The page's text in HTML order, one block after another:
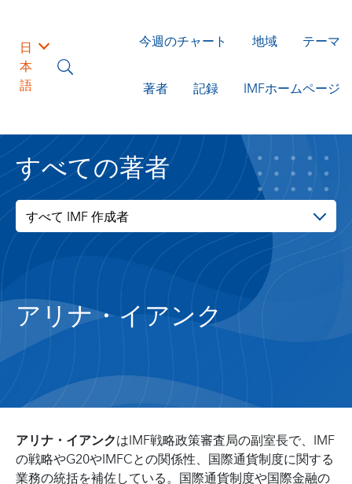
日
本
語
今週のチャート 地域 テーマ
著者 記録 IMFホームページ
すべての著者
すべて IMF 作成者
アリナ・イアンク
アリナ・イアンクはIMF戦略政策審査局の副室長で、IMF
の戦略やG20やIMFCとの関係性、国際通貨制度に関する
業務の統括を補佐している。国際通貨制度や国際金融の